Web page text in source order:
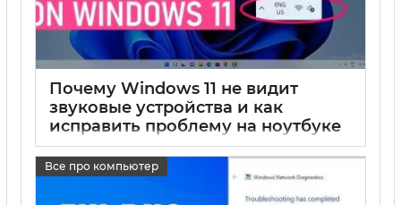
Почему Windows 11 не видит
звуковые устройства и как
исправить проблему на ноутбуке
Все про компьютер